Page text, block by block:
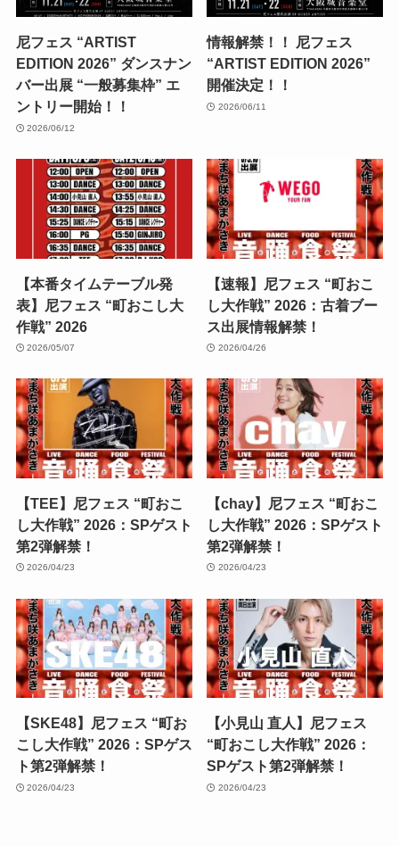
尼フェス “ARTIST
EDITION 2026” ダンスナン
バー出展 “一般募集枠” エ
ントリー開始！！
2026/06/12
情報解禁！！ 尼フェス
“ARTIST EDITION 2026”
開催決定！！
2026/06/11
【本番タイムテーブル発
表】尼フェス “町おこし大
作戦” 2026
2026/05/07
【速報】尼フェス “町おこ
し大作戦” 2026：古着ブー
ス出展情報解禁！
2026/04/26
【TEE】尼フェス “町おこ
し大作戦” 2026：SPゲスト
第2弾解禁！
2026/04/23
【chay】尼フェス “町おこ
し大作戦” 2026：SPゲスト
第2弾解禁！
2026/04/23
【SKE48】尼フェス “町お
こし大作戦” 2026：SPゲス
ト第2弾解禁！
2026/04/23
【小見山 直人】尼フェス
“町おこし大作戦” 2026：
SPゲスト第2弾解禁！
2026/04/23